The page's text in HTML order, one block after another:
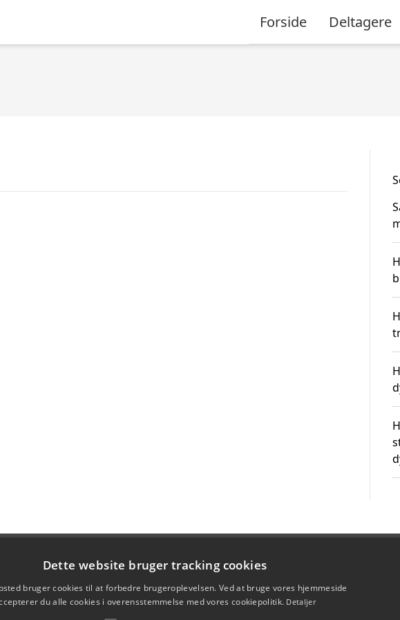
Forside Deltagere
Dette website bruger tracking cookies
bruger cookies til at forbedre brugeroplevelsen. Ved at bruge vores hjemmeside
du alle cookies i overensstemmelse med vores cookiepolitik. Detaljer